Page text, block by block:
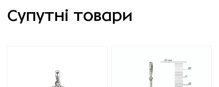
Супутні товари